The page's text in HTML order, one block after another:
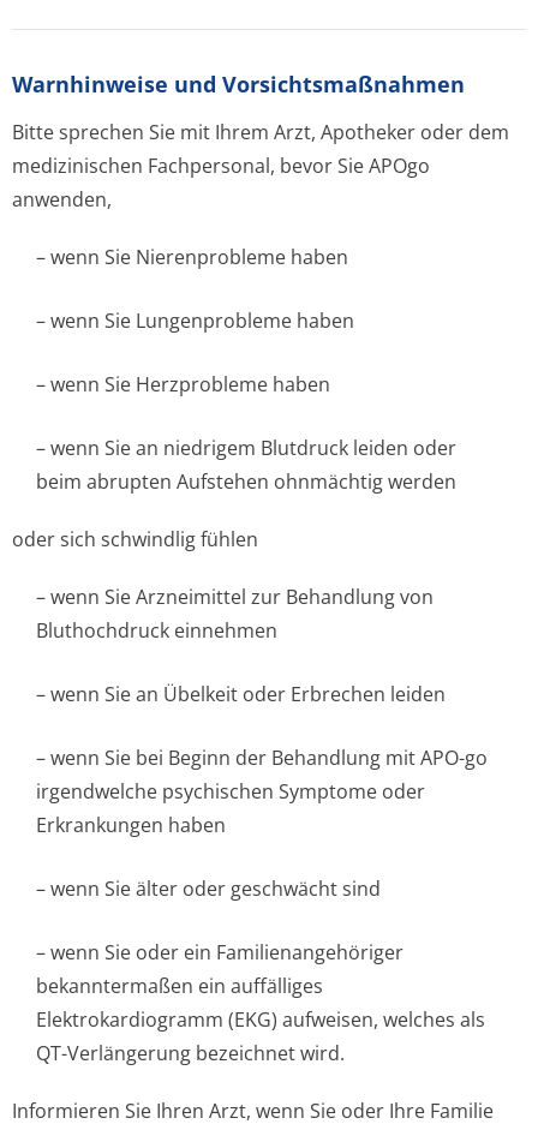
Warnhinweise und Vorsichtsmaßnahmen
Bitte sprechen Sie mit Ihrem Arzt, Apotheker oder dem
medizinischen Fachpersonal, bevor Sie APOgo
anwenden,
– wenn Sie Nierenprobleme haben
– wenn Sie Lungenprobleme haben
– wenn Sie Herzprobleme haben
– wenn Sie an niedrigem Blutdruck leiden oder
beim abrupten Aufstehen ohnmächtig werden
oder sich schwindlig fühlen
– wenn Sie Arzneimittel zur Behandlung von
Bluthochdruck einnehmen
– wenn Sie an Übelkeit oder Erbrechen leiden
– wenn Sie bei Beginn der Behandlung mit APO-go
irgendwelche psychischen Symptome oder
Erkrankungen haben
– wenn Sie älter oder geschwächt sind
– wenn Sie oder ein Familienangehöriger
bekanntermaßen ein auffälliges
Elektrokardiogramm (EKG) aufweisen, welches als
QT-Verlängerung bezeichnet wird.
Informieren Sie Ihren Arzt, wenn Sie oder Ihre Familie